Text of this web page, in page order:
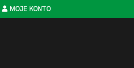
MOJE KONTO